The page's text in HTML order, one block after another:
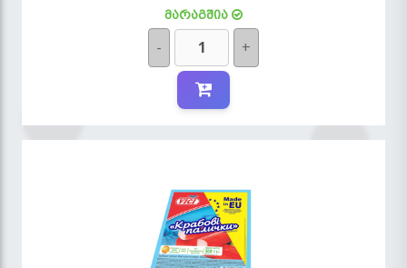
მარაგშია
- +